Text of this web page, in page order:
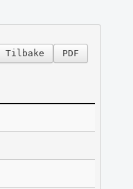
PDF
Tilbake